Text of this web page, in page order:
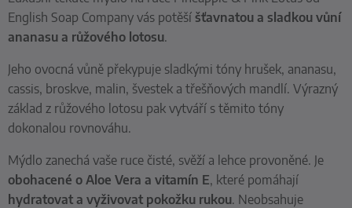
English Soap Company vás potěší šťavnatou a sladkou vůní
ananasu a růžového lotosu.
Jeho ovocná vůně překypuje sladkými tóny hrušek, ananasu,
cassis, broskve, malin, švestek a třešňových mandlí. Výrazný
základ z růžového lotosu pak vytváří s těmito tóny
dokonalou rovnováhu.
Mýdlo zanechá vaše ruce čisté, svěží a lehce provoněné. Je
obohacené o Aloe Vera a vitamín E, které pomáhají
hydratovat a vyživovat pokožku rukou. Neobsahuje